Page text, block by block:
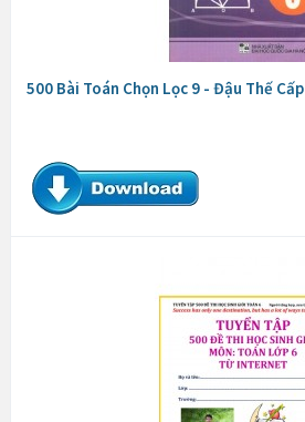
500 Bài Toán Chọn Lọc 9 - Đậu Thế Cấp